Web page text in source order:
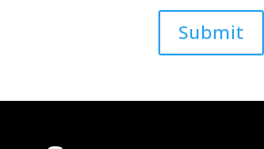
Submit